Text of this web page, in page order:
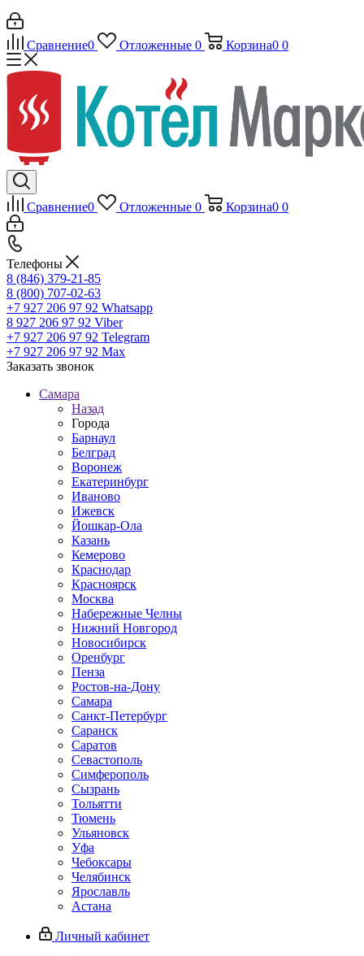
Сравнение0 Отложенные 0 Корзина0 0
Сравнение0 Отложенные 0 Корзина0 0
Телефоны
8 (846) 379-21-85
8 (800) 707-02-63
+7 927 206 97 92 Whatsapp
8 927 206 97 92 Viber
+7 927 206 97 92 Telegram
+7 927 206 97 92 Max
Заказать звонок
Самара
Назад
Города
Барнаул
Белград
Воронеж
Екатеринбург
Иваново
Ижевск
Йошкар-Ола
Казань
Кемерово
Краснодар
Красноярск
Москва
Набережные Челны
Нижний Новгород
Новосибирск
Оренбург
Пенза
Ростов-на-Дону
Самара
Санкт-Петербург
Саранск
Саратов
Севастополь
Симферополь
Сызрань
Тольятти
Тюмень
Ульяновск
Уфа
Чебоксары
Челябинск
Ярославль
Астана
Личный кабинет